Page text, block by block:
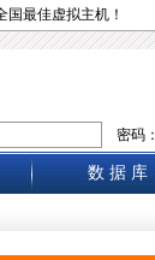
最佳虚拟主机！
密码：
数 据 库